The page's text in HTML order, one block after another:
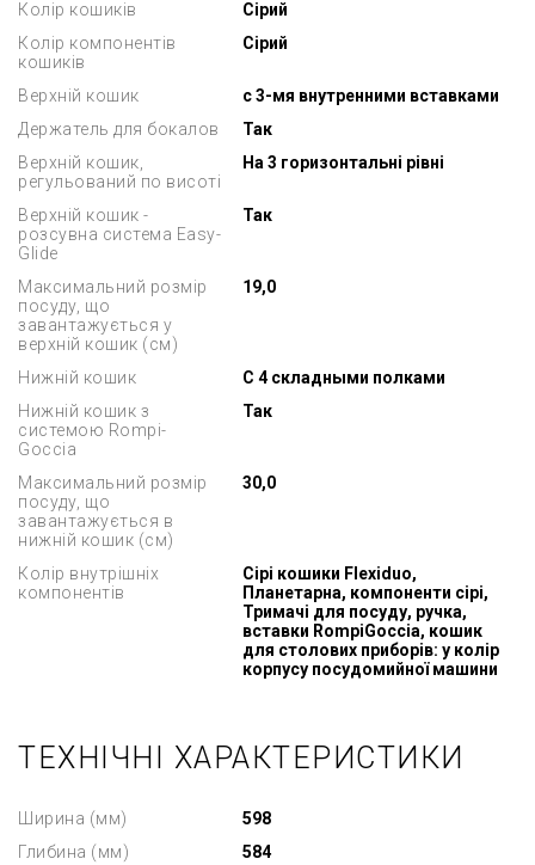
Колір кошиків
Сірий
Колір компонентів
кошиків
Сірий
Верхній кошик
с 3-мя внутренними вставками
Держатель для бокалов
Так
Верхній кошик,
регульований по висоті
На 3 горизонтальні рівні
Верхній кошик -
розсувна система Easy-
Glide
Так
Максимальний розмір
посуду, що
завантажується у
верхній кошик (см)
19,0
Нижній кошик
С 4 складными полками
Нижній кошик з
системою Rompi-
Goccia
Так
Максимальний розмір
посуду, що
завантажується в
нижній кошик (см)
30,0
Колір внутрішніх
компонентів
Сірі кошики Flexiduo,
Планетарна, компоненти сірі,
Тримачі для посуду, ручка,
вставки RompiGoccia, кошик
для столових приборів: у колір
корпусу посудомийної машини
ТЕХНІЧНІ ХАРАКТЕРИСТИКИ
Ширина (мм)
598
Глибина (мм)
584